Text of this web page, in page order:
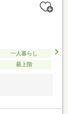
一人暮らし
最上階